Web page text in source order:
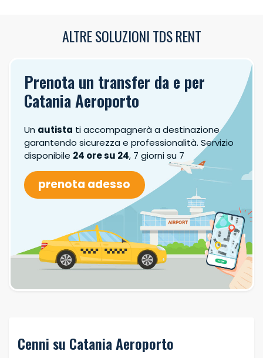
ALTRE SOLUZIONI TDS RENT
Prenota un transfer da e per
Catania Aeroporto
Un autista ti accompagnerà a destinazione
garantendo sicurezza e professionalità. Servizio
disponibile 24 ore su 24, 7 giorni su 7
prenota adesso
Cenni su Catania Aeroporto